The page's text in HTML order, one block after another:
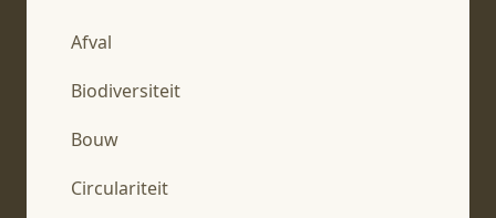
Afval
Biodiversiteit
Bouw
Circulariteit